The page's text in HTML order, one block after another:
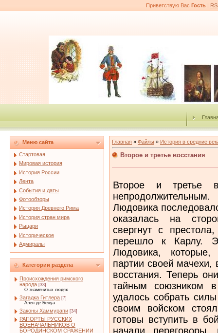
Приветствую Вас Гость |
Меню сайта
Стартовая
Мировая история
История России
Лента
События и даты
Фотообзоры
История Древнего Рима
История стран мира
Рыцари
Историческое
Адмиралы
Категории раздела
Происхождения римского
народа [33]
О знаменитых людях
Загадка Гитлера [7]
Ален де Бенуа
Законы Хаммурапи [34]
РАПОРТЫ РУССКИХ
ВОЕНАЧАЛЬНИКОВ О
БОРОДИНСКОМ СРАЖЕНИИ
Главная » Файлы » История в средние
Второе и третье восстания
Второе и третье
Людовика
оказалась на
свергнут с
перешло к Карлу.
Людовика, которые,
партии своей мачехи,
восстания. Теперь
тайным союзником
удалось собрать
своим войском
готовы вступить в
начали